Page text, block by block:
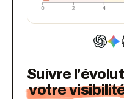
Suivre
votre